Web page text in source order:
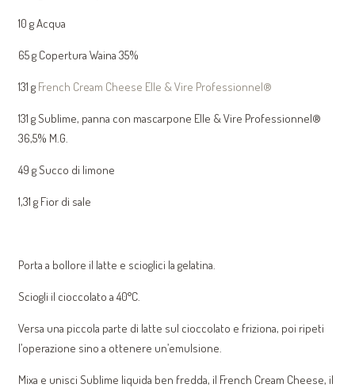
10 g Acqua
65 g Copertura Waina 35%
131 g French Cream Cheese Elle & Vire Professionnel®
131 g Sublime, panna con mascarpone Elle & Vire Professionnel®
36,5% M.G.
49 g Succo di limone
1,31 g Fior di sale
Porta a bollore il latte e scioglici la gelatina.
Sciogli il cioccolato a 40°C.
Versa una piccola parte di latte sul cioccolato e friziona, poi ripeti
l’operazione sino a ottenere un’emulsione.
Mixa e unisci Sublime liquida ben fredda, il French Cream Cheese, il